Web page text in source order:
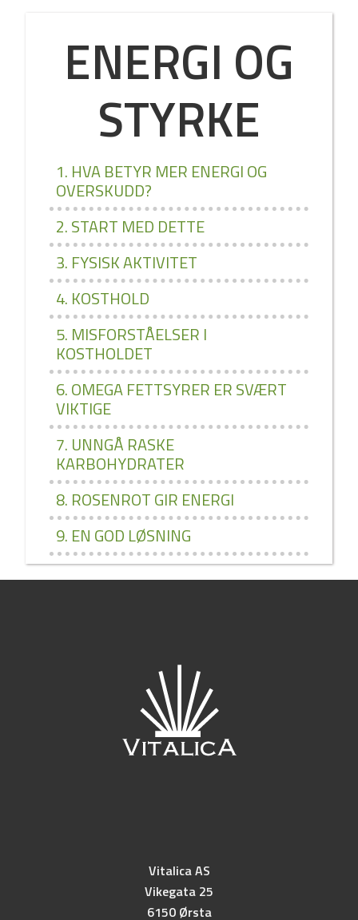
ENERGI OG
STYRKE
1. HVA BETYR MER ENERGI OG
OVERSKUDD?
2. START MED DETTE
3. FYSISK AKTIVITET
4. KOSTHOLD
5. MISFORSTÅELSER I
KOSTHOLDET
6. OMEGA FETTSYRER ER SVÆRT
VIKTIGE
7. UNNGÅ RASKE
KARBOHYDRATER
8. ROSENROT GIR ENERGI
9. EN GOD LØSNING
Vitalica AS
Vikegata 25
6150 Ørsta